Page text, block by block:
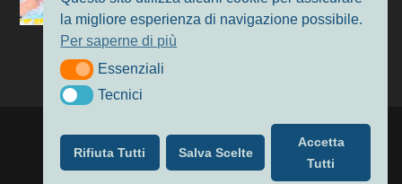
Taranto 2026
9 Lug 2026
Nuoto
| Alimentato da
Nuoto
MasterS Podcast Il Nuoto in Cifre
Privacy & Cookie Policy
la migliore esperienza di navigazione possibile.
Per saperne di più
EssenzialiEssenziali
TecniciTecnici
Rifiuta Tutti Salva Scelte
Accetta
Tutti